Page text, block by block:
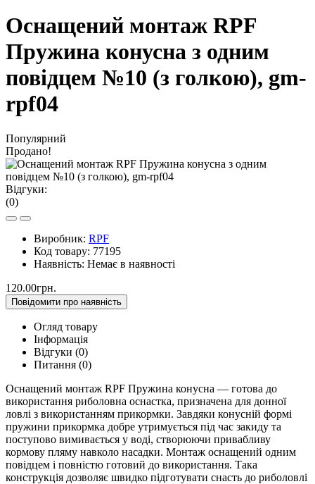
Оснащений монтаж RPF
Пружина конусна з одним
повідцем №10 (з голкою), gm-
rpf04
Популярний
Продано!
Відгуки:
(0)
Виробник: RPF
Код товару: 77195
Наявність: Немає в наявності
120.00грн.
Повідомити про наявність
Огляд товару
Інформація
Відгуки (0)
Питання (0)
Оснащений монтаж RPF Пружина конусна — готова до
використання риболовна оснастка, призначена для донної
ловлі з використанням прикормки. Завдяки конусній формі
пружини прикормка добре утримується під час закиду та
поступово вимивається у воді, створюючи привабливу
кормову пляму навколо насадки. Монтаж оснащений одним
повідцем і повністю готовий до використання. Така
конструкція дозволяє швидко підготувати снасть до риболовлі